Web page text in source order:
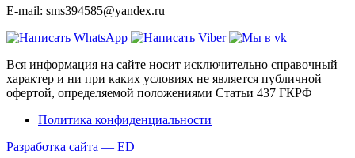
E-mail: sms394585@yandex.ru
Вся информация на сайте носит исключительно справочный
характер и ни при каких условиях не является публичной
офертой, определяемой положениями Статьи 437 ГКРФ
Политика конфиденциальности
Разработка сайта — ED